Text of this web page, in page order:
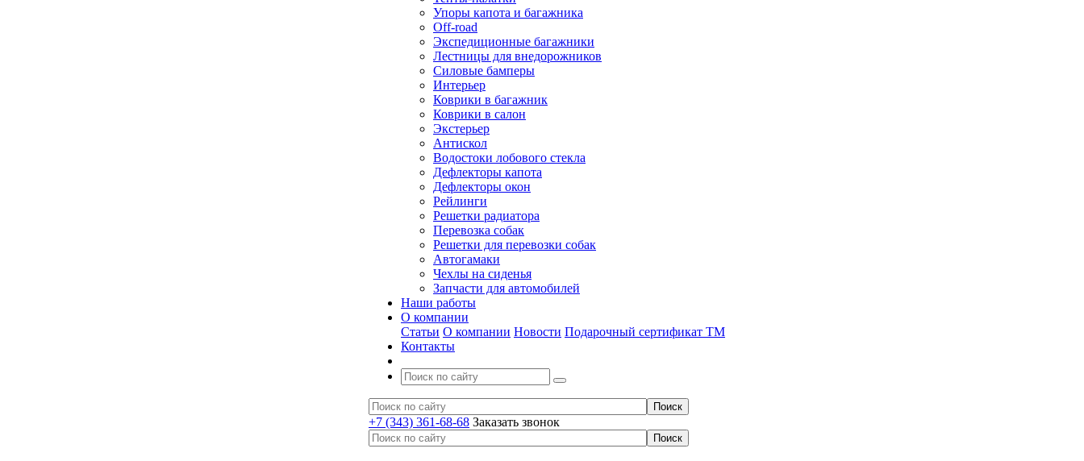
Упоры капота и багажника
Off-road
Экспедиционные багажники
Лестницы для внедорожников
Силовые бамперы
Интерьер
Коврики в багажник
Коврики в салон
Экстерьер
Антискол
Водостоки лобового стекла
Дефлекторы капота
Дефлекторы окон
Рейлинги
Решетки радиатора
Перевозка собак
Решетки для перевозки собак
Автогамаки
Чехлы на сиденья
Запчасти для автомобилей
Наши работы
О компании
Статьи О компании Новости Подарочный сертификат ТМ
Контакты
+7 (343) 361-68-68 Заказать звонок